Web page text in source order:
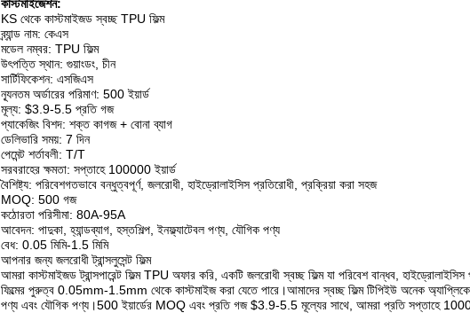
কাস্টমাইজেশন:
KS থেকে কাস্টমাইজড স্বচ্ছ TPU ফিল্ম
ব্র্যান্ড নাম: কেএস
মডেল নম্বর: TPU ফিল্ম
উৎপত্তি স্থান: গুয়াংডং, চীন
সার্টিফিকেশন: এসজিএস
ন্যূনতম অর্ডারের পরিমাণ: 500 ইয়ার্ড
মূল্য: $3.9-5.5 প্রতি গজ
প্যাকেজিং বিশদ: শক্ত কাগজ + বোনা ব্যাগ
ডেলিভারি সময়: 7 দিন
পেমেন্ট শর্তাবলী: T/T
সরবরাহের ক্ষমতা: সপ্তাহে 100000 ইয়ার্ড
বৈশিষ্ট্য: পরিবেশগতভাবে বন্ধুত্বপূর্ণ, জলরোধী, হাইড্রোলাইসিস প্রতিরোধী, প্রক্রিয়া করা সহজ
MOQ: 500 গজ
কঠোরতা পরিসীমা: 80A-95A
আবেদন: পাদুকা, হ্যান্ডব্যাগ, হস্তশিল্প, ইনফ্ল্যাটেবল পণ্য, যৌগিক পণ্য
বেধ: 0.05 মিমি-1.5 মিমি
আপনার জন্য জলরোধী ট্রান্সলুসেন্ট ফিল্ম
আমরা কাস্টমাইজড ট্রান্সপারেন্ট ফিল্ম TPU অফার করি, একটি জলরোধী স্বচ্ছ ফিল্ম যা পরিবেশ বান্ধব,
ফিল্মের পুরুত্ব 0.05mm-1.5mm থেকে কাস্টমাইজ করা যেতে পারে।আমাদের স্বচ্ছ ফিল্ম টিপিইউ অনেক
পণ্য এবং যৌগিক পণ্য।500 ইয়ার্ডের MOQ এবং প্রতি গজ $3.9-5.5 মূল্যের সাথে, আমরা প্রতি সপ্তাহে